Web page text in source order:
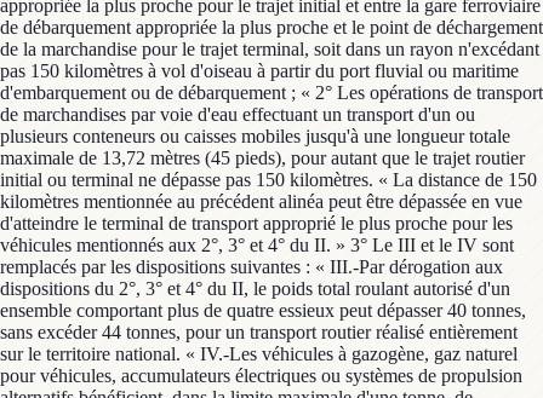
appropriée la plus proche pour le trajet initial et entre la gare ferroviaire
de débarquement appropriée la plus proche et le point de déchargement
de la marchandise pour le trajet terminal, soit dans un rayon n'excédant
pas 150 kilomètres à vol d'oiseau à partir du port fluvial ou maritime
d'embarquement ou de débarquement ; « 2° Les opérations de transport
de marchandises par voie d'eau effectuant un transport d'un ou
plusieurs conteneurs ou caisses mobiles jusqu'à une longueur totale
maximale de 13,72 mètres (45 pieds), pour autant que le trajet routier
initial ou terminal ne dépasse pas 150 kilomètres. « La distance de 150
kilomètres mentionnée au précédent alinéa peut être dépassée en vue
d'atteindre le terminal de transport approprié le plus proche pour les
véhicules mentionnés aux 2°, 3° et 4° du II. » 3° Le III et le IV sont
remplacés par les dispositions suivantes : « III.-Par dérogation aux
dispositions du 2°, 3° et 4° du II, le poids total roulant autorisé d'un
ensemble comportant plus de quatre essieux peut dépasser 40 tonnes,
sans excéder 44 tonnes, pour un transport routier réalisé entièrement
sur le territoire national. « IV.-Les véhicules à gazogène, gaz naturel
pour véhicules, accumulateurs électriques ou systèmes de propulsion